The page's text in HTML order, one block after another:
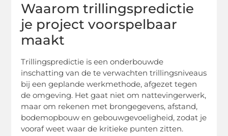
Waarom trillingspredictie
je project voorspelbaar
maakt
Trillingspredictie is een onderbouwde
inschatting van de te verwachten trillingsniveaus
bij een geplande werkmethode, afgezet tegen
de omgeving. Het gaat niet om nattevingerwerk,
maar om rekenen met brongegevens, afstand,
bodemopbouw en gebouwgevoeligheid, zodat je
vooraf weet waar de kritieke punten zitten.